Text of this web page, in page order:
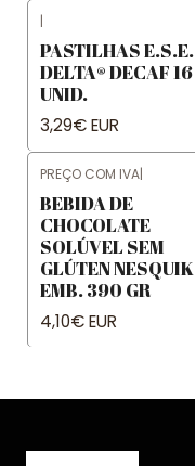
|
PASTILHAS E.S.E.
DELTA® DECAF 16
UNID.
3,29€ EUR
PREÇO COM IVA|
BEBIDA DE
CHOCOLATE
SOLÚVEL SEM
GLÚTEN NESQUIK
EMB. 390 GR
4,10€ EUR